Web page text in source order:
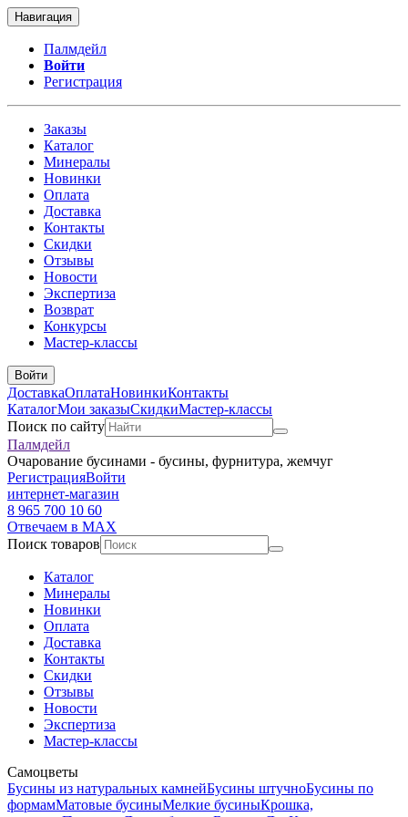
Навигация
Палмдейл
Войти
Регистрация
Заказы
Каталог
Минералы
Новинки
Оплата
Доставка
Контакты
Скидки
Отзывы
Новости
Экспертиза
Возврат
Конкурсы
Мастер-классы
Войти
ДоставкаОплатаНовинкиКонтакты
КаталогМои заказыСкидкиМастер-классы
Поиск по сайту
Палмдейл
Очарование бусинами - бусины, фурнитура, жемчуг
РегистрацияВойти
интернет-магазин
8 965 700 10 60
Отвечаем в MAX
Поиск товаров
Каталог
Минералы
Новинки
Оплата
Доставка
Контакты
Скидки
Отзывы
Новости
Экспертиза
Мастер-классы
Самоцветы
Бусины из натуральных камнейБусины штучноБусины по
формамМатовые бусиныМелкие бусиныКрошка,